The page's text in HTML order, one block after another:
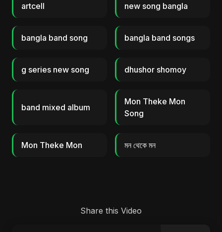
artcell new song bangla
bangla band song bangla band songs
g series new song dhushor shomoy
band mixed album
Mon Theke Mon
Song
Mon Theke Mon মন থেকে মন
Share this Video